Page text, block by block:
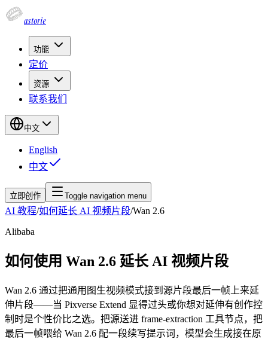
astorie
功能
定价
资源
联系我们
中文
English
中文
立即创作 Toggle navigation menu
AI 教程/如何延长 AI 视频片段/Wan 2.6
Alibaba
如何使用 Wan 2.6 延长 AI 视频片段
Wan 2.6 通过把通用图生视频模式接到源片段最后一帧上来延
伸片段——当 Pixverse Extend 显得过头或你想对延伸有创作控
制时是个性价比之选。把源送进 frame-extraction 工具节点，把
最后一帧喂给 Wan 2.6 配一段续写提示词，模型会生成接在原